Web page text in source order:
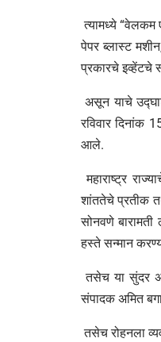
त्यामध्ये “वेलकम
पेपर ब्लास्ट
प्रकारचे इव्हेंटचे
असून याचे
रविवार दिनांक
आले.
महाराष्ट्र
शांततेचे प्रतीक
सोनवणे
हस्ते सन्मान
तसेच या सुंदर
संपादक अमित
तसेच रोहनला